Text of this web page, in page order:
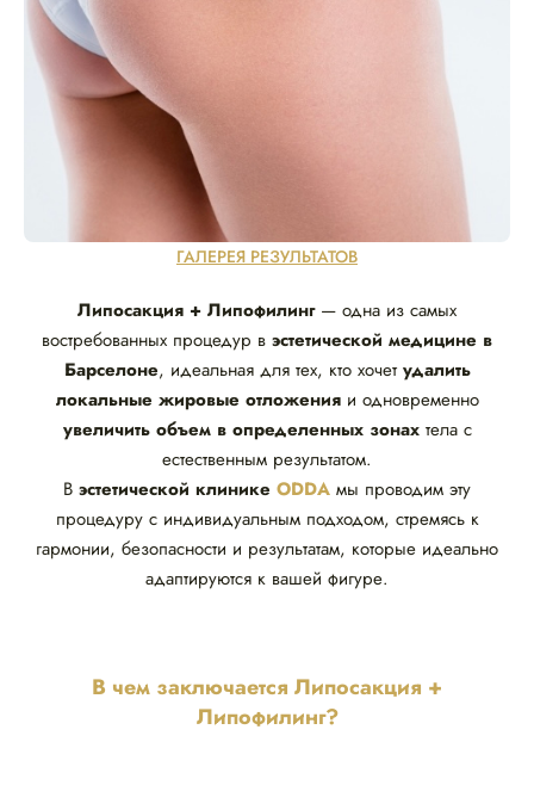
Липосакция + Липофилинг— одна из самых
востребованных процедур в эстетической медицине в
Барселоне, идеальная для тех, кто хочетудалить
локальные жировые отложенияи одновременно
увеличить объем в определенных зонахтела с
естественным результатом.
В эстетической клинике ODDA мы проводим эту
процедуру с индивидуальным подходом, стремясь к
гармонии, безопасности и результатам, которые идеально
адаптируются к вашей фигуре.
ГАЛЕРЕЯ РЕЗУЛЬТАТОВ
В чем заключается Липосакция +
Липофилинг?